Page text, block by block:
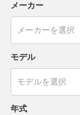
メーカー
モデル
年式